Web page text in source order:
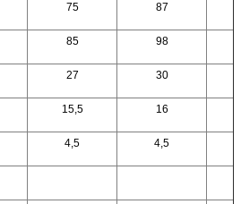
75 87
85 98
27 30
15,5 16
4,5 4,5